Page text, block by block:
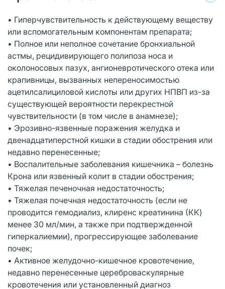
• Гиперчувствительность к действующему веществу
или вспомогательным компонентам препарата;
• Полное или неполное сочетание бронхиальной
астмы, рецидивирующего полипоза носа и
околоносовых пазух, ангионевротического отека или
крапивницы, вызванных непереносимостью
ацетилсалициловой кислоты или других НПВП из-за
существующей вероятности перекрестной
чувствительности (в том числе в анамнезе);
• Эрозивно-язвенные поражения желудка и
двенадцатиперстной кишки в стадии обострения или
недавно перенесенные;
• Воспалительные заболевания кишечника – болезнь
Крона или язвенный колит в стадии обострения;
• Тяжелая печеночная недостаточность;
• Тяжелая почечная недостаточность (если не
проводится гемодиализ, клиренс креатинина (КК)
менее 30 мл/мин, а также при подтвержденной
гиперкалиемии), прогрессирующее заболевание
почек;
• Активное желудочно-кишечное кровотечение,
недавно перенесенные цереброваскулярные
кровотечения или установленный диагноз